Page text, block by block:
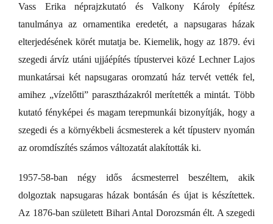
Vass Erika néprajzkutató és Valkony Károly építész
tanulmánya az ornamentika eredetét, a napsugaras házak
elterjedésének körét mutatja be. Kiemelik, hogy az 1879. évi
szegedi árvíz utáni ujjáépítés típustervei közé Lechner Lajos
munkatársai két napsugaras oromzatú ház tervét vették fel,
amihez „vízelőtti” parasztházakról merítették a mintát. Több
kutató fényképei és magam terepmunkái bizonyítják, hogy a
szegedi és a környékbeli ácsmesterek a két típusterv nyomán
az oromdíszítés számos változatát alakították ki.
1957-58-ban négy idős ácsmesterrel beszéltem, akik
dolgoztak napsugaras házak bontásán és újat is készítettek.
Az 1876-ban született Bihari Antal Dorozsmán élt. A szegedi